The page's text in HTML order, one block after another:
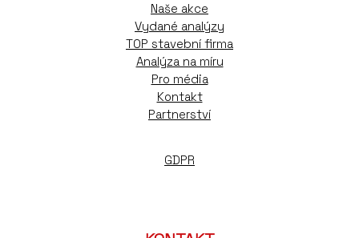
Naše akce
Vydané analýzy
TOP stavební firma
Analýza na míru
Pro média
Kontakt
Partnerství
GDPR